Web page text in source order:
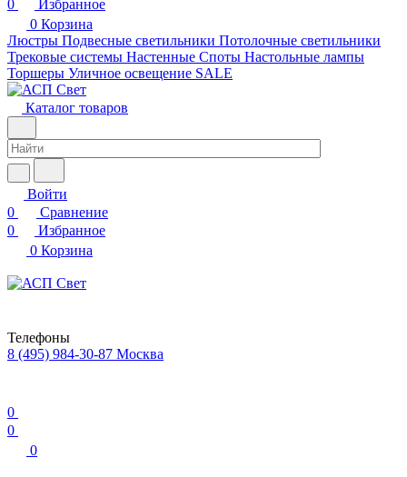
0
Избранное
0 Корзина
Люстры Подвесные светильники Потолочные светильники
Трековые системы Настенные Споты Настольные лампы
Торшеры Уличное освещение SALE
Каталог товаров
Войти
0
Сравнение
0
Избранное
0 Корзина
Телефоны
8 (495) 984-30-87 Москва
0
0
0